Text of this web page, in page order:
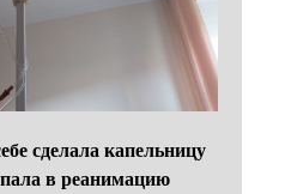
сделала капельницу
в реанимацию